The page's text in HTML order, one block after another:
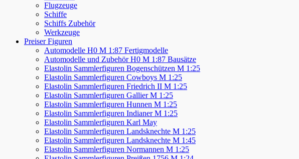
Flugzeuge
Schiffe
Schiffs Zubehör
Werkzeuge
Preiser Figuren
Automodelle H0 M 1:87 Fertigmodelle
Automodelle und Zubehör H0 M 1:87 Bausätze
Elastolin Sammlerfiguren Bogenschützen M 1:25
Elastolin Sammlerfiguren Cowboys M 1:25
Elastolin Sammlerfiguren Friedrich II M 1:25
Elastolin Sammlerfiguren Gallier M 1:25
Elastolin Sammlerfiguren Hunnen M 1:25
Elastolin Sammlerfiguren Indianer M 1:25
Elastolin Sammlerfiguren Karl May
Elastolin Sammlerfiguren Landsknechte M 1:25
Elastolin Sammlerfiguren Landsknechte M 1:45
Elastolin Sammlerfiguren Normannen M 1:25